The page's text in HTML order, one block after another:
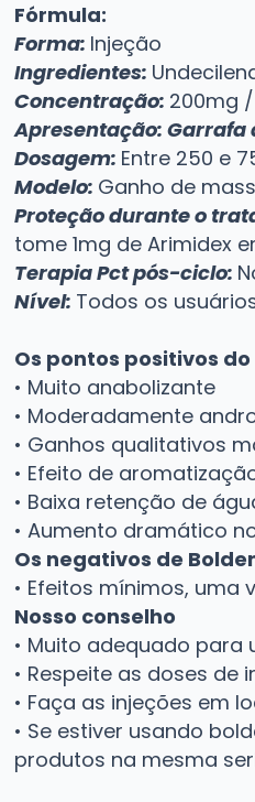
Fórmula:
Forma: Injeção
Ingredientes:
Concentração: 200mg
Apresentação: Garrafa
Dosagem: Entre 250 e
Modelo: Ganho de
Proteção durante o
tome 1mg de Arimidex
Terapia Pct pós-ciclo:
Nível: Todos os
Os pontos positivos
• Muito anabolizante
• Moderadamente
• Ganhos qualitativos
• Efeito de
• Baixa retenção de
• Aumento dramático
Os negativos de
• Efeitos mínimos,
Nosso conselho
• Muito adequado para
• Respeite as doses de
• Faça as injeções em
• Se estiver usando
produtos na mesma